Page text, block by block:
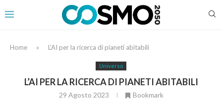
Home » L’AI per la ricerca di pianeti abitabili
Universo
L’AI PER LA RICERCA DI PIANETI ABITABILI
29 Agosto 2023 Bookmark